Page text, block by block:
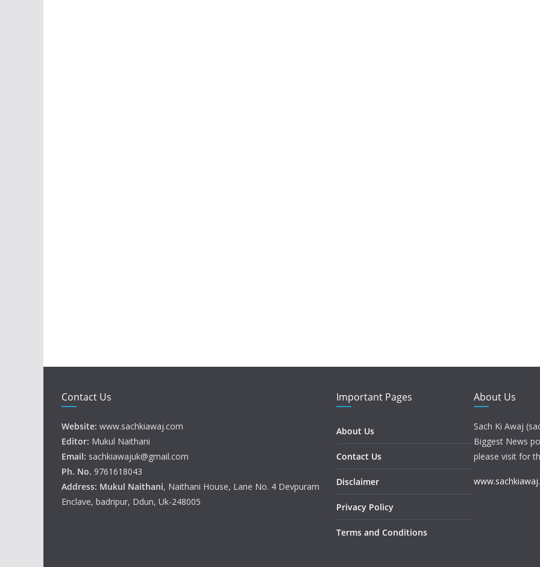
Contact Us
Website: www.sachkiawaj.com
Editor: Mukul Naithani
Email: sachkiawajuk@gmail.com
Ph. No. 9761618043
Address: Mukul Naithani, Naithani House, Lane No. 4 Devpuram
Enclave, badripur, Ddun, Uk-248005
Important Pages
About Us
Contact Us
Disclaimer
Privacy Policy
Terms and Conditions
About Us
Sach Ki Awaj
Biggest News
please visit for